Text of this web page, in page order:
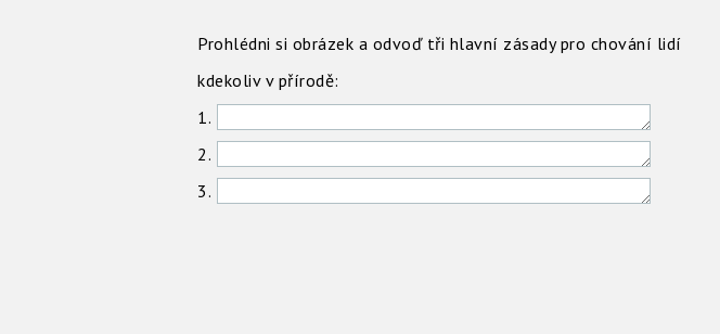
Prohlédni si obrázek a odvoď tři hlavní zásady pro chování lidí
kdekoliv v přírodě:
1.
2.
3.